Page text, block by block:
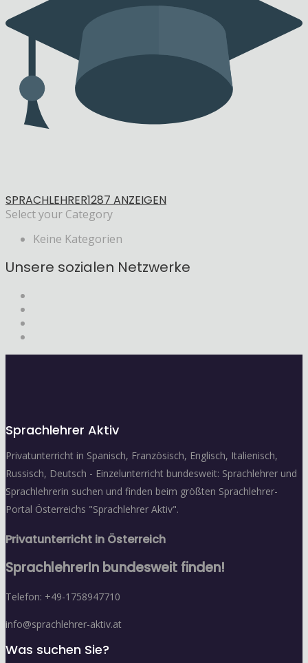
SPRACHLEHRER1287 ANZEIGEN
Select your Category
Keine Kategorien
Unsere sozialen Netzwerke
Sprachlehrer Aktiv
Privatunterricht in Spanisch, Französisch, Englisch, Italienisch,
Russisch, Deutsch - Einzelunterricht bundesweit: Sprachlehrer und
Sprachlehrerin suchen und finden beim größten Sprachlehrer-
Portal Österreichs "Sprachlehrer Aktiv".
Privatunterricht in Österreich
SprachlehrerIn bundesweit finden!
Telefon: +49-1758947710
info@sprachlehrer-aktiv.at
Was suchen Sie?